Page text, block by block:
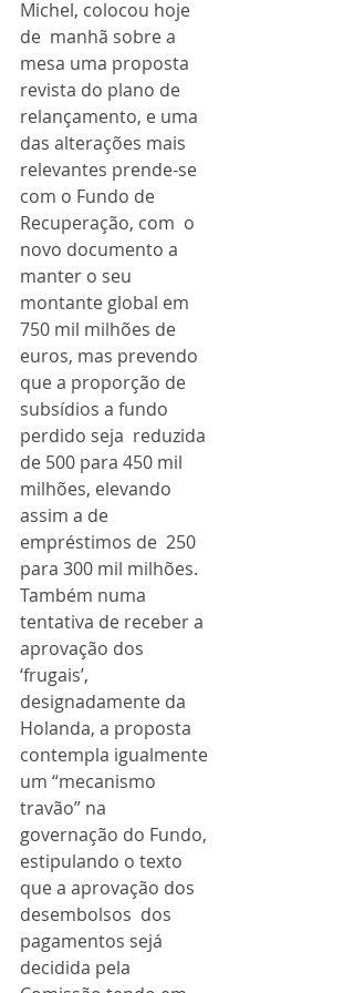
Michel, colocou hoje
de  manhã sobre a
mesa uma proposta
revista do plano de
relançamento, e uma
das alterações mais
relevantes prende-se
com o Fundo de
Recuperação, com  o
novo documento a
manter o seu
montante global em
750 mil milhões de
euros, mas prevendo
que a proporção de
subsídios a fundo
perdido seja  reduzida
de 500 para 450 mil
milhões, elevando
assim a de
empréstimos de  250
para 300 mil milhões.
Também numa
tentativa de receber a
aprovação dos
‘frugais’,
designadamente da
Holanda, a proposta
contempla igualmente
um “mecanismo
travão” na
governação do Fundo,
estipulando o texto
que a aprovação dos
desembolsos  dos
pagamentos sejá
decidida pela